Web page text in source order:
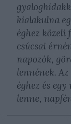
kialakulna
éghez közeli
csúcsai
napozók,
lennének. Az
éghez és
lenne,